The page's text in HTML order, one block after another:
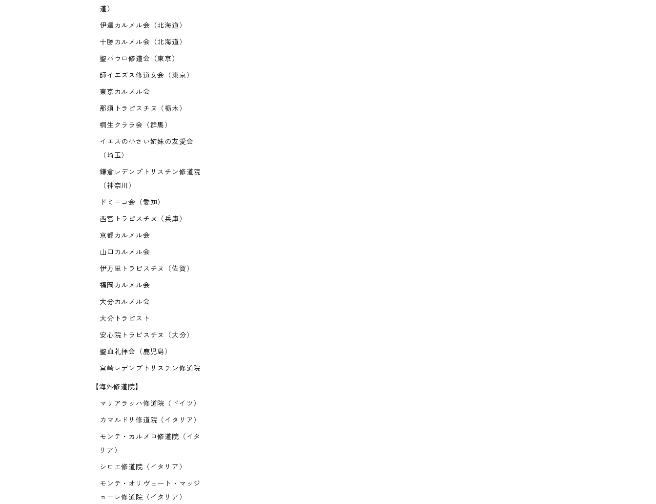
道）
伊達カルメル会（北海道）
十勝カルメル会（北海道）
聖パウロ修道会（東京）
師イエズス修道女会（東京）
東京カルメル会
那須トラピスチヌ（栃木）
桐生クララ会（群馬）
イエスの小さい姉妹の友愛会
（埼玉）
鎌倉レデンプトリスチン修道院
（神奈川）
ドミニコ会（愛知）
西宮トラピスチヌ（兵庫）
京都カルメル会
山口カルメル会
伊万里トラピスチヌ（佐賀）
福岡カルメル会
大分カルメル会
大分トラピスト
安心院トラピスチヌ（大分）
聖血礼拝会（鹿児島）
宮崎レデンプトリスチン修道院
【海外修道院】
マリアラッハ修道院（ドイツ）
カマルドリ修道院（イタリア）
モンテ・カルメロ修道院（イタ
リア）
シロエ修道院（イタリア）
モンテ・オリヴェート・マッジ
ョーレ修道院（イタリア）